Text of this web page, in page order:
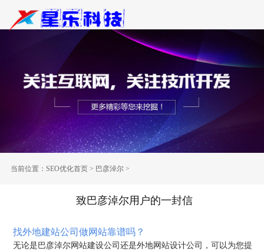
当前位置： SEO优化首页> 巴彦淖尔>
致巴彦淖尔用户的一封信
找外地建站公司做网站靠谱吗？
无论是巴彦淖尔网站建设公司还是外地网站设计公司，可以为您提